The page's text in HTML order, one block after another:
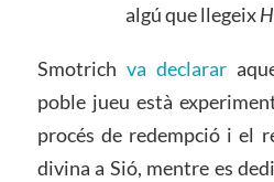
algú que llegeix
Smotrich va declarar
poble jueu està
procés de redempció i el
divina a Sió, mentre es